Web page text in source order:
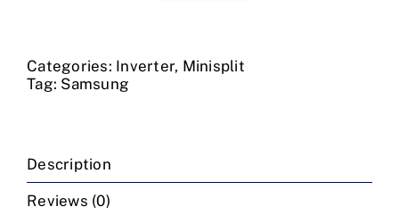
9000
BTU/h
Samsung
quantity
Categories: Inverter, Minisplit
Tag: Samsung
Description
Reviews (0)